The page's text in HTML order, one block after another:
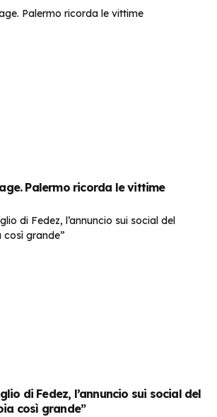
Palermo ricorda le vittime
di Fedez, l’annuncio sui social del
così grande”